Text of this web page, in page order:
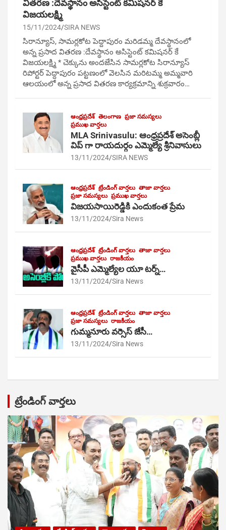
వితరణ :దేవస్థానం అసిస్టెంట్ కమిషనర్ కే
విజయలక్ష్మి
15/11/2024 SIRA NEWS
సిరాన్యూస్, సామర్లకోట పెద్దాపురం మరిడమ్మ దేవస్థానంలో
అన్న ప్రసాద వితరణ :దేవస్థానం అసిస్టెంట్ కమిషనర్ కే
విజయలక్ష్మి * చెక్కును అందజేసిన సామర్లకోట సిరాన్యూస్
రిపోర్టర్ పెద్దాపురం పట్టణంలో వెలసిన మరిటమ్మ అమ్మవారి
ఆలయంలో అన్న ప్రసాద వితరణ కార్యక్రమాన్ని శుక్రవారం…
ఆంధ్రప్రదేశ్ తెలంగాణ ప్రజా సమస్యలు
ప్రముఖ వార్తలు
MLA Srinivasulu: ఆంధ్రప్రదేశ్ అసెంబ్లీ
విప్ గా రాయదుర్గం ఎమ్మెల్యే శ్రీనివాసులు
13/11/2024 SIRA NEWS
ఆంధ్రప్రదేశ్ ట్రేండింగ్ వార్తలు తాజా వార్తలు
ప్రజా సమస్యలు ప్రముఖ వార్తలు
విజయసాయిరెడ్డికి ఎందుకంత ప్రేమ
13/11/2024 Sira News
ఆంధ్రప్రదేశ్ ట్రేండింగ్ వార్తలు తాజా వార్తలు
ప్రముఖ వార్తలు రాజకీయం
వైసీపీ ఎమ్మెల్యేల యూ టర్న్…
13/11/2024 Sira News
ఆంధ్రప్రదేశ్ ట్రేండింగ్ వార్తలు తాజా వార్తలు
ప్రజా సమస్యలు రాజకీయం
గుమ్మనూరు వర్సెస్ జేసీ…
13/11/2024 Sira News
ట్రేండింగ్ వార్తలు